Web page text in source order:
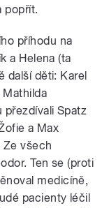
popřít.
příhodu na
a Helena (ta
další děti: Karel
Mathilda
přezdívali Spatz
a Max
Ze všech
Ten se (proti
medicíně,
pacienty léčil